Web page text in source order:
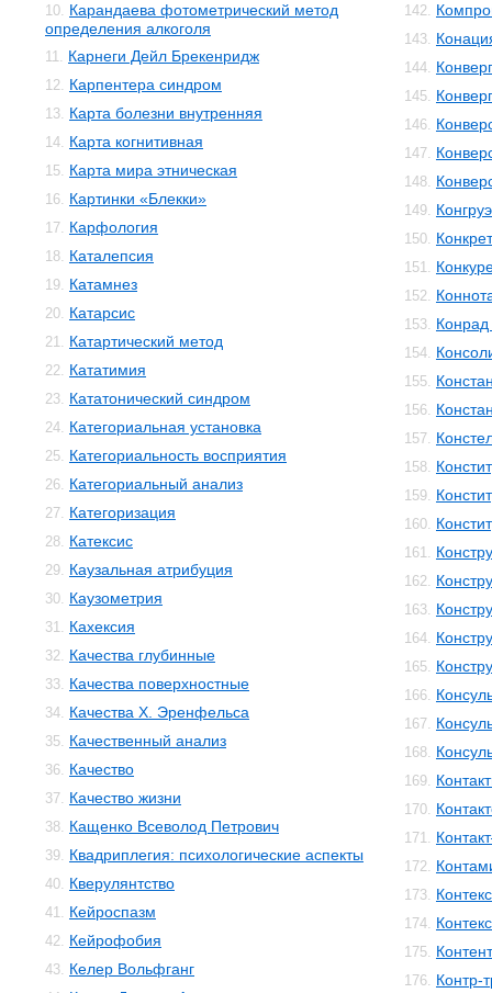
10. Карандаева фотометрический метод
определения алкоголя
11. Карнеги Дейл Брекенридж
12. Карпентера синдром
13. Карта болезни внутренняя
14. Карта когнитивная
15. Карта мира этническая
16. Картинки «Блекки»
17. Карфология
18. Каталепсия
19. Катамнез
20. Катарсис
21. Катартический метод
22. Кататимия
23. Кататонический синдром
24. Категориальная установка
25. Категориальность восприятия
26. Категориальный анализ
27. Категоризация
28. Катексис
29. Каузальная атрибуция
30. Каузометрия
31. Кахексия
32. Качества глубинные
33. Качества поверхностные
34. Качества Х. Эренфельса
35. Качественный анализ
36. Качество
37. Качество жизни
38. Кащенко Всеволод Петрович
39. Квадриплегия: психологические аспекты
40. Кверулянтство
41. Кейроспазм
42. Кейрофобия
43. Келер Вольфганг
142.
143.
144.
145.
146.
147.
148.
149.
150.
151.
152.
153.
154.
155.
156.
157.
158.
159.
160.
161.
162.
163.
164.
165.
166.
167.
168.
169.
170.
171.
172.
173.
174.
175.
176. Контр-